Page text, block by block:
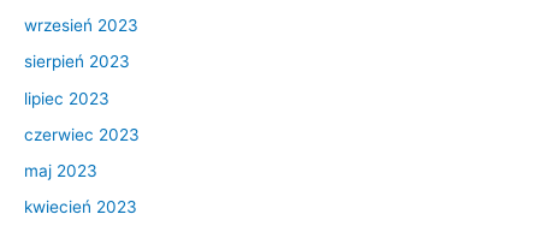
wrzesień 2023
sierpień 2023
lipiec 2023
czerwiec 2023
maj 2023
kwiecień 2023